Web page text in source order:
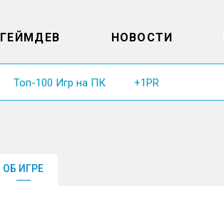
ГЕЙМДЕВ НОВОСТИ
Топ-100 Игр на ПК +1PR
ОБ ИГРЕ